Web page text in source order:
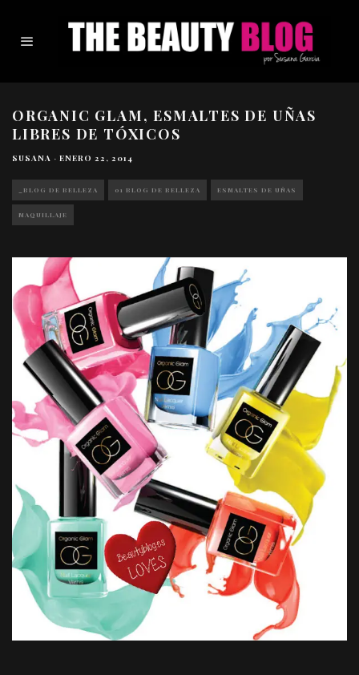
ORGANIC GLAM, ESMALTES DE UÑAS
LIBRES DE TÓXICOS
SUSANA · ENERO 22, 2014
_BLOG DE BELLEZA 01 BLOG DE BELLEZA ESMALTES DE UÑAS
MAQUILLAJE